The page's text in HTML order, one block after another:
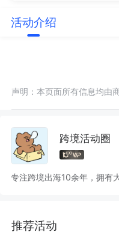
活动介绍
声明：本页面所有信息均由
跨境活动圈
专注跨境出海10余年，拥有
推荐活动